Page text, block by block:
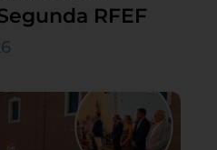
RFEF